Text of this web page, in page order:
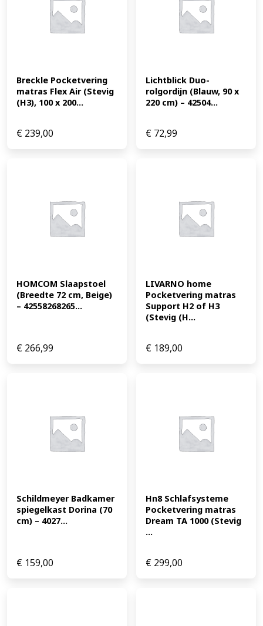
Breckle Pocketvering
matras Flex Air (Stevig
(H3), 100 x 200...
€ 239,00
Lichtblick Duo-
rolgordijn (Blauw, 90 x
220 cm) – 42504...
€ 72,99
HOMCOM Slaapstoel
(Breedte 72 cm, Beige)
– 42558268265...
€ 266,99
LIVARNO home
Pocketvering matras
Support H2 of H3
(Stevig (H...
€ 189,00
Schildmeyer Badkamer
spiegelkast Dorina (70
cm) – 4027...
€ 159,00
Hn8 Schlafsysteme
Pocketvering matras
Dream TA 1000 (Stevig
...
€ 299,00